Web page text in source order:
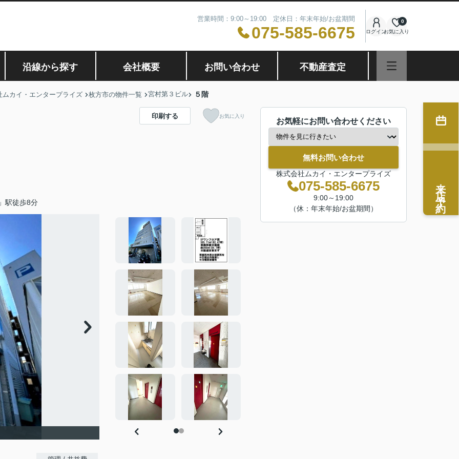
営業時間：9:00～19:00 定休日：年末年始/お盆期間
075-585-6675 ログインお気に入り
0
沿線から探す 会社概要 お問い合わせ 不動産査定
カイ・エンタープライズ 枚方市の物件一覧 宮村第３ビル ５階
駅徒歩8分
印刷する お気に入り
お気軽にお問い合わせください
無料お問い合わせ
株式会社ムカイ・エンタープライズ
075-585-6675
9:00～19:00
（休：年末年始/お盆期間）
来店予約